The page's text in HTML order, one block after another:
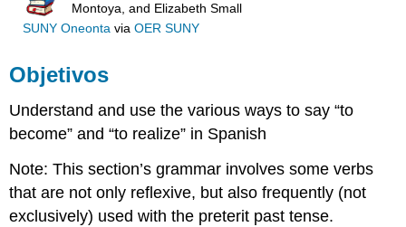
Montoya, and Elizabeth Small
SUNY Oneontavia OER SUNY
Objetivos
Understand and use the various ways to say “to
become” and “to realize” in Spanish
Note: This section’s grammar involves some verbs
that are not only reflexive, but also frequently (not
exclusively) used with the preterit past tense.